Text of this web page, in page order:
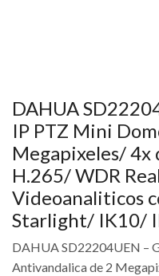
DAHUA
IP PTZ Mini
Megapixeles/
H.265/ WDR
Videoanaliticos
Starlight/ IK10/
DAHUA SD22204UEN –
Antivandalica de 2